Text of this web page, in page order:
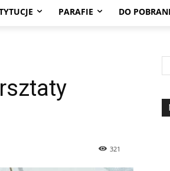
PARAFIE DO
321